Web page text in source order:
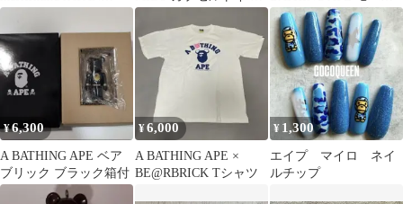
BE@RBRICK
ィギュア 4種
ルクリーナー
¥6,300
A BATHING APE ベア
ブリック ブラック箱付
¥6,000
A BATHING APE ×
BE@RBRICK Tシャツ
¥ 1,300
エイプ マイロ ネイ
ルチップ